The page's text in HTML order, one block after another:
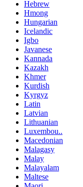
Hebrew
Hmong
Hungarian
Icelandic
Igbo
Javanese
Kannada
Kazakh
Khmer
Kurdish
Kyrgyz
Latin
Latvian
Lithuanian
Luxembou..
Macedonian
Malagasy
Malay
Malayalam
Maltese